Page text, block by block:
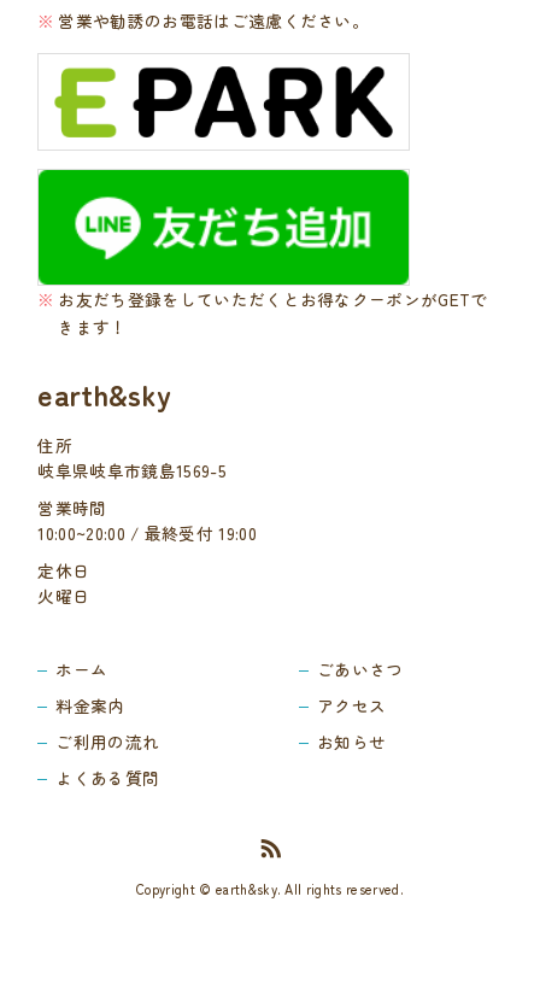
営業や勧誘のお電話はご遠慮ください。
お友だち登録をしていただくとお得なクーポンがGETで
きます！
earth&sky
住所
岐阜県岐阜市鏡島1569-5
営業時間
10:00~20:00 / 最終受付 19:00
定休日
火曜日
ホーム
料金案内
ご利用の流れ
よくある質問
ごあいさつ
アクセス
お知らせ
Copyright © earth&sky. All rights reserved.